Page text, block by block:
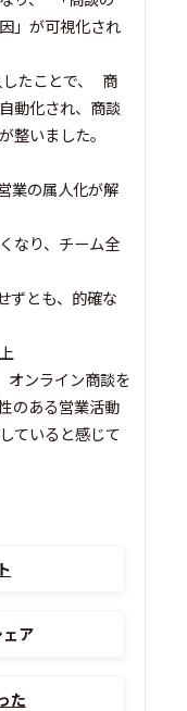
」が可視化され
たことで、 商
動化され、商談
整いました。
業の属人化が解
なり、チーム全
ずとも、的確な
オンライン商談を
のある営業活動
ていると感じて
ェア
た